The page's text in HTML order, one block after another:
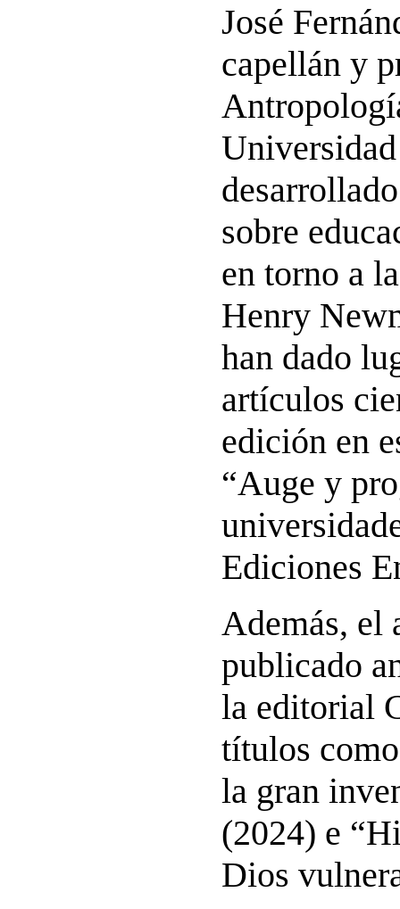
José
capellán y
sobre
en torno a
Henry
han dado
artículos
edición en
“Auge y
Ediciones
Además, el
publicado
la editorial
títulos
la gran
(2024) e
Dios